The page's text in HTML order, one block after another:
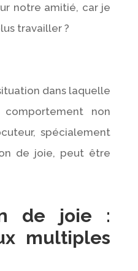
notre amitié, car je
travailler ?
dans laquelle
non
spécialement
de joie, peut être
de joie :
multiples